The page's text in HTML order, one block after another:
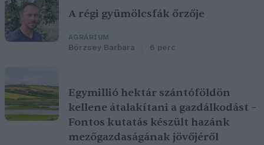
A régi gyümölcsfák őrzője
AGRÁRIUM
Börzsey Barbara 6 perc
Egymillió hektár szántóföldön
kellene átalakítani a gazdálkodást –
Fontos kutatás készült hazánk
mezőgazdaságának jövőjéről